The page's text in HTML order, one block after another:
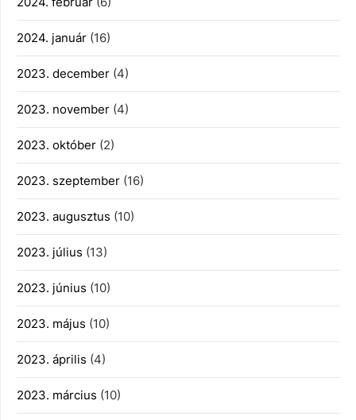
2024. január (16)
2023. december (4)
2023. november (4)
2023. október (2)
2023. szeptember (16)
2023. augusztus (10)
2023. július (13)
2023. június (10)
2023. május (10)
2023. április (4)
2023. március (10)